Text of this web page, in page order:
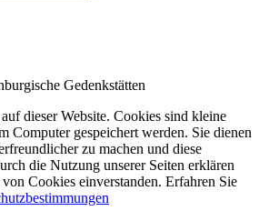
Gedenkstätten
dieser Website. Cookies sind kleine
Computer gespeichert werden. Sie dienen
zu machen und diese
die Nutzung unserer Seiten erklären
Cookies einverstanden. Erfahren Sie